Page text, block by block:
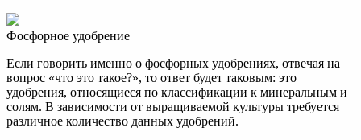
Фосфорное удобрение
Если говорить именно о фосфорных удобрениях, отвечая на
вопрос «что это такое?», то ответ будет таковым: это
удобрения, относящиеся по классификации к минеральным и
солям. В зависимости от выращиваемой культуры требуется
различное количество данных удобрений.